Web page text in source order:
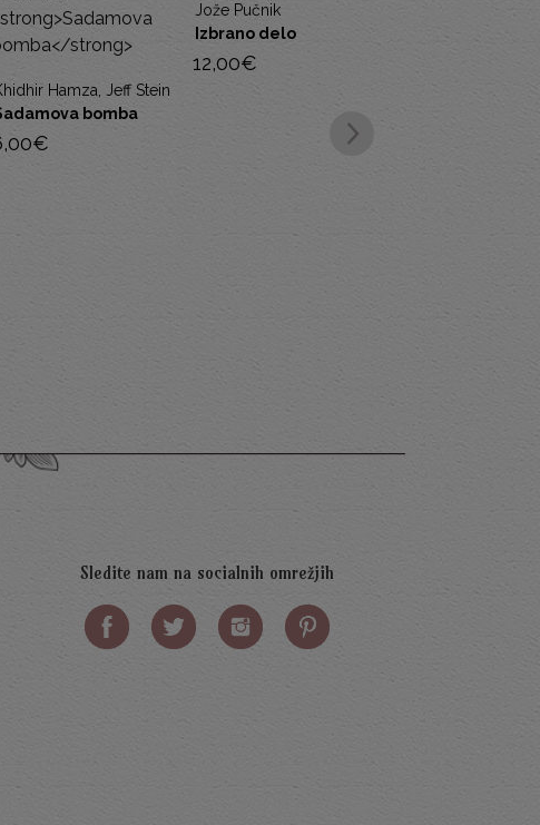
Jože Pučnik
Izbrano delo
Sledite nam na socialnih omrežjih